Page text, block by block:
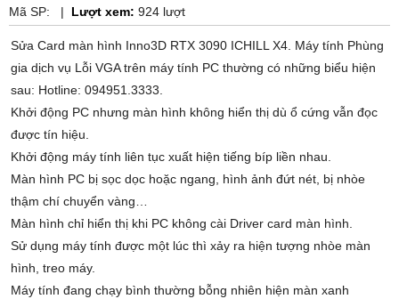
Mã SP: | Lượt xem: 924 lượt
Sửa Card màn hình Inno3D RTX 3090 ICHILL X4. Máy tính Phùng
gia dịch vụ Lỗi VGA trên máy tính PC thường có những biểu hiện
sau: Hotline: 094951.3333.
Khởi động PC nhưng màn hình không hiển thị dù ổ cứng vẫn đọc
được tín hiệu.
Khởi động máy tính liên tục xuất hiện tiếng bíp liền nhau.
Màn hình PC bị sọc dọc hoặc ngang, hình ảnh đứt nét, bị nhòe
thậm chí chuyển vàng…
Màn hình chỉ hiển thị khi PC không cài Driver card màn hình.
Sử dụng máy tính được một lúc thì xảy ra hiện tượng nhòe màn
hình, treo máy.
Máy tính đang chạy bình thường bỗng nhiên hiện màn xanh